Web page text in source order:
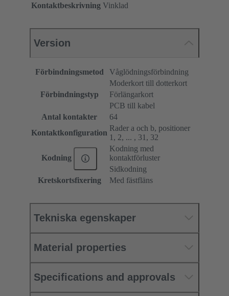
Kontaktbeskrivning Vinklad
Version
Förbindningsmetod Våglödningsförbindning
Förbindningstyp
Moderkort till dotterkort
Förlängarkort
PCB till kabel
Antal kontakter
64
Kontaktkonfiguration
Rader a och b, positioner
1, 2, ... , 31, 32
Kodning
Kodning med
kontaktförluster
Sidkodning
Kretskortsfixering
Med fästfläns
Tekniska egenskaper
Material properties
Specifications and approvals